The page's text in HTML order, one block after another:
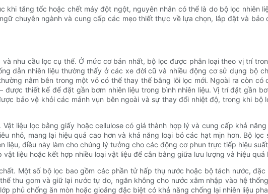
tăng tốc hoặc chết máy đột ngột, nguyên nhân có thể là do bộ lọc nhiên
chuyên ngành và cung cấp các mẹo thiết thực về lựa chọn, lắp đặt và
nhu cầu lọc cụ thể. Ở mức cơ bản nhất, bộ lọc được phân loại theo vị trí
dẫn nhiên liệu thường thấy ở các xe đời cũ và nhiều động cơ sử dụng bộ
nằm bên trong một vỏ có thể thay thế bằng lõi lọc mới. Ngoài ra còn có
thiết kế để đặt gần bơm nhiên liệu trong bình nhiên liệu. Vị trí đặt gần
bảo vệ khỏi các mảnh vụn bên ngoài và sự thay đổi nhiệt độ, trong khi bộ
liệu lọc bằng giấy hoặc cellulose có giá thành hợp lý và cung cấp khả
nhỏ, mang lại hiệu quả cao hơn và khả năng loại bỏ các hạt mịn hơn. Bộ
liệu, điều này làm cho chúng lý tưởng cho các động cơ phun trực tiếp hiệu
liệu hoặc kết hợp nhiều loại vật liệu để cân bằng giữa lưu lượng và hiệu quả
Một số bộ lọc bao gồm các phần tử hấp thụ nước hoặc bộ tách nước,
thu gom và giữ lại nước tự do, ngăn không cho nước xâm nhập vào hệ
phủ chống ăn mòn hoặc gioăng đặc biệt có khả năng chống lại nhiên liệu